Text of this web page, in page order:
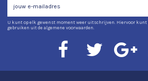
U kunt op elk gewenst moment weer uitschrijven. Hiervoor kunt
gebruiken uit de algemene voorwaarden.